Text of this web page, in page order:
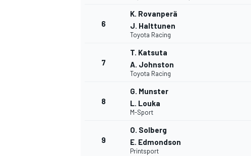
FÓRMULA E
6
K. Rovanperä
J. Halttunen
Toyota Racing
7
T. Katsuta
A. Johnston
Toyota Racing
8
G. Munster
L. Louka
M-Sport
9
O. Solberg
E. Edmondson
Printsport